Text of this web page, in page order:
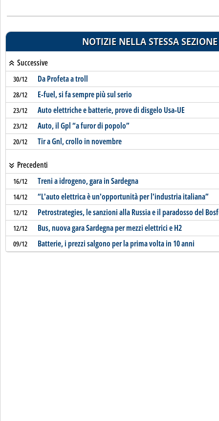
NOTIZIE NELLA STESSA SEZIONE
Successive
30/12 Da Profeta a troll
28/12 E-fuel, si fa sempre più sul serio
23/12 Auto elettriche e batterie, prove di disgelo Usa-UE
23/12 Auto, il Gpl “a furor di popolo”
20/12 Tir a Gnl, crollo in novembre
Precedenti
16/12 Treni a idrogeno, gara in Sardegna
14/12 “L'auto elettrica è un'opportunità per l'industria italiana”
12/12 Petrostrategies, le sanzioni alla Russia e il paradosso del
12/12 Bus, nuova gara Sardegna per mezzi elettrici e H2
09/12 Batterie, i prezzi salgono per la prima volta in 10 anni